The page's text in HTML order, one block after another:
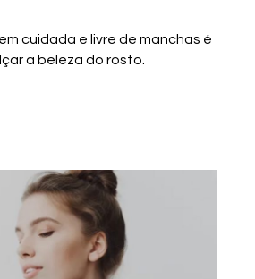
cuidada e livre de manchas é
a beleza do rosto.